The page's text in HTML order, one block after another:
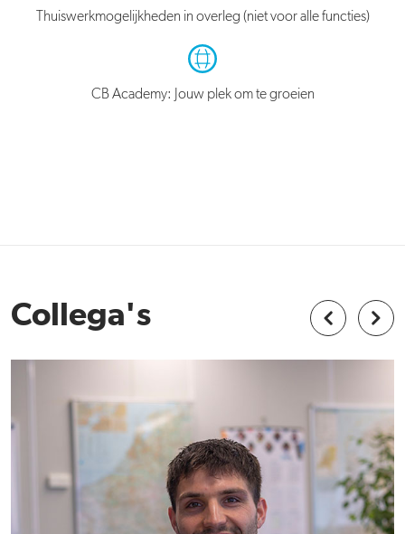
Thuiswerkmogelijkheden in overleg (niet voor alle functies)
CB Academy: Jouw plek om te groeien
Collega's